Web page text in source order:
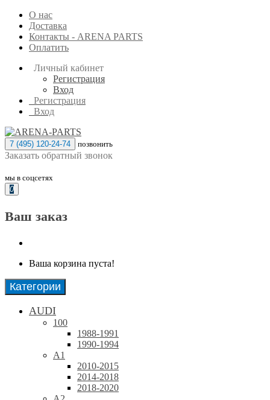
О нас
Доставка
Контакты - ARENA PARTS
Оплатить
Личный кабинет
Регистрация
Вход
Регистрация
Вход
7 (495) 120-24-74 позвонить
Заказать обратный звонок
мы в соцсетях
0
Ваш заказ
Ваша корзина пуста!
Категории
AUDI
100
1988-1991
1990-1994
A1
2010-2015
2014-2018
2018-2020